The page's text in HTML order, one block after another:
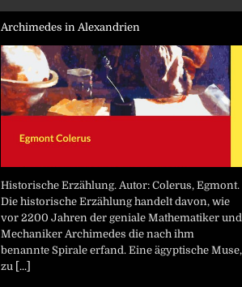
Archimedes in Alexandrien
Historische Erzählung. Autor: Colerus, Egmont.
Die historische Erzählung handelt davon, wie
vor 2200 Jahren der geniale Mathematiker und
Mechaniker Archimedes die nach ihm
benannte Spirale erfand. Eine ägyptische Muse,
zu [...]